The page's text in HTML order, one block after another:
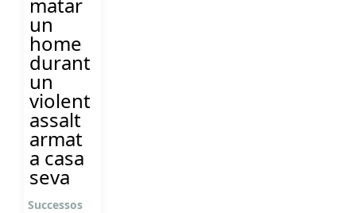
un
home
durant
un
violent
assalt
armat
a casa
seva
Successos